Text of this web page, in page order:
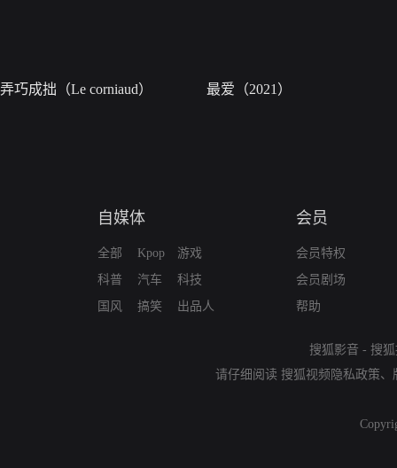
弄巧成拙（Le corniaud） 最爱（2021）
自媒体
全部
科普
国风
Kpop
汽车
搞笑
游戏
科技
出品人
会员
会员特权
会员剧场
帮助
搜狐影音 - 搜
请仔细阅读 搜狐视频隐私政策、